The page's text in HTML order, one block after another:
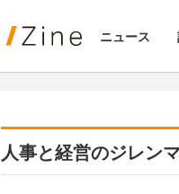
ニュース
人事と経営のジレン